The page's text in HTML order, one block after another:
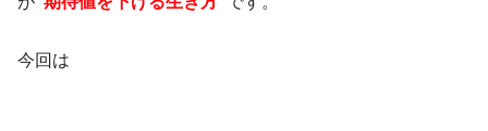
今回は